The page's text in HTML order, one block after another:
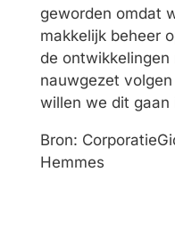
geworden omdat
makkelijk beheer
de
nauwgezet
willen we dit gaan
Bron:
Hemmes